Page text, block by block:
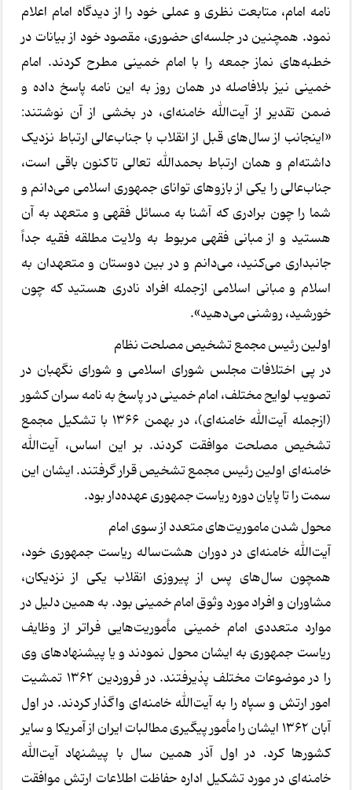
نامه امام، متابعت نظری و عملی خود را از دیدگاه امام اعلام
نمود. همچنین در جلسه‌ای حضوری، مقصود خود از بیانات در
خطبه‌های نماز جمعه را با امام خمینی مطرح کردند. امام
خمینی نیز بلافاصله در همان روز به این نامه پاسخ داده و
ضمن تقدیر از آیت‌الله خامنه‌ای، در بخشی از آن نوشتند:
«اینجانب از سال‌های قبل از انقلاب با جناب‌عالی ارتباط نزدیک
داشته‌ام و همان ارتباط بحمدالله تعالی تاکنون باقی است،
جناب‌عالی را یکی از بازوهای توانای جمهوری اسلامی می‌دانم و
شما را چون برادری که آشنا به مسائل فقهی و متعهد به آن
هستید و از مبانی فقهی مربوط به ولایت مطلقه فقیه جداً
جانبداری می‌کنید، می‌دانم و در بین دوستان و متعهدان به
اسلام و مبانی اسلامی ازجمله افراد نادری هستید که چون
خورشید، روشنی می‌دهید».
اولین رئیس مجمع تشخیص مصلحت نظام
در پی اختلافات مجلس شورای اسلامی و شورای نگهبان در
تصویب لوایح مختلف، امام خمینی در پاسخ به نامه سران کشور
(ازجمله آیت‌الله خامنه‌ای)، در بهمن ۱۳۶۶ با تشکیل مجمع
تشخیص مصلحت موافقت کردند. بر این اساس، آیت‌الله
خامنه‌ای اولین رئیس مجمع تشخیص قرار گرفتند. ایشان این
سمت را تا پایان دوره ریاست جمهوری عهده‌دار بود.
محول شدن ماموریت‌های متعدد از سوی امام
آیت‌الله خامنه‌ای در دوران هشت‌ساله ریاست جمهوری خود،
همچون سال‌های پس از پیروزی انقلاب یکی از نزدیکان،
مشاوران و افراد مورد وثوق امام خمینی بود. به همین دلیل در
موارد متعددی امام خمینی مأموریت‌هایی فراتر از وظایف
ریاست جمهوری به ایشان محول نمودند و یا پیشنهادهای وی
را در موضوعات مختلف پذیرفتند. در فروردین ۱۳۶۲ تمشیت
امور ارتش و سپاه را به آیت‌الله خامنه‌ای واگذار کردند. در اول
آبان ۱۳۶۲ ایشان را مأمور پیگیری مطالبات ایران از آمریکا و سایر
کشورها کرد. در اول آذر همین سال با پیشنهاد آیت‌الله
خامنه‌ای در مورد تشکیل اداره حفاظت اطلاعات ارتش موافقت